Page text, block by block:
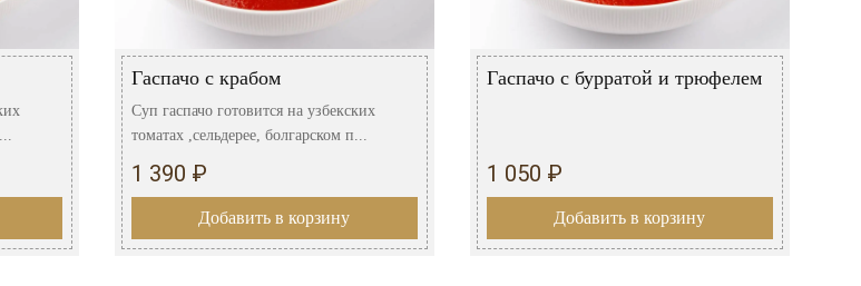
Гаспачо с крабом
Суп гаспачо готовится на узбекских
томатах ,сельдерее, болгарском п...
1 390 ₽
Добавить в корзину
Гаспачо с бурратой и трюфелем
1 050 ₽
Добавить в корзину